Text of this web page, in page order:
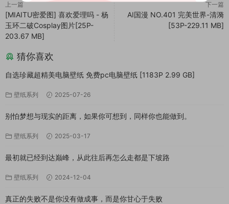
上一篇
[MIAITU密爱图] 喜欢爱理吗 - 杨
玉环二破Cosplay图片[25P-
203.67 MB]
下一篇
AI国漫 NO.401 完美世界-清漪
[53P-229.11 MB]
猜你喜欢
自选珍藏超精美电脑壁纸 免费pc电脑壁纸 [1183P 2.99 GB]
壁纸系列 2025-07-26
别怕梦想与现实的距离，如果你可想到，同样你也能做到。
壁纸系列 2025-03-17
最初就已经到达巅峰，从此往后再怎么走都是下坡路
壁纸系列 2024-12-04
真正的失败不是你没有做成事，而是你甘心于失败